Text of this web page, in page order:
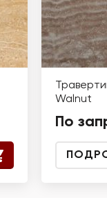
Walnut
По